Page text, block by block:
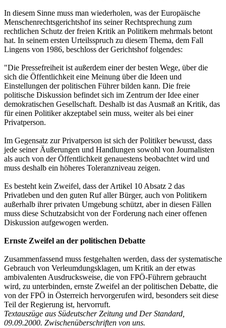
In diesem Sinne muss man wiederholen, was der Europäische
Menschenrechtsgerichtshof ins seiner Rechtsprechung zum
rechtlichen Schutz der freien Kritik an Politikern mehrmals betont
hat. In seinem ersten Urteilsspruch zu diesem Thema, dem Fall
Lingens von 1986, beschloss der Gerichtshof folgendes:
"Die Pressefreiheit ist außerdem einer der besten Wege, über die
sich die Öffentlichkeit eine Meinung über die Ideen und
Einstellungen der politischen Führer bilden kann. Die freie
politische Diskussion befindet sich im Zentrum der Idee einer
demokratischen Gesellschaft. Deshalb ist das Ausmaß an Kritik, das
für einen Politiker akzeptabel sein muss, weiter als bei einer
Privatperson.
Im Gegensatz zur Privatperson ist sich der Politiker bewusst, dass
jede seiner Äußerungen und Handlungen sowohl von Journalisten
als auch von der Öffentlichkeit genauestens beobachtet wird und
muss deshalb ein höheres Toleranzniveau zeigen.
Es besteht kein Zweifel, dass der Artikel 10 Absatz 2 das
Privatleben und den guten Ruf aller Bürger, auch von Politikern
außerhalb ihrer privaten Umgebung schützt, aber in diesen Fällen
muss diese Schutzabsicht von der Forderung nach einer offenen
Diskussion aufgewogen werden.
Ernste Zweifel an der politischen Debatte
Zusammenfassend muss festgehalten werden, dass der systematische
Gebrauch von Verleumdungsklagen, um Kritik an der etwas
ambivalenten Ausdrucksweise, die von FPÖ-Führern gebraucht
wird, zu unterbinden, ernste Zweifel an der politischen Debatte, die
von der FPÖ in Österreich hervorgerufen wird, besonders seit diese
Teil der Regierung ist, hervorruft.
Textauszüge aus Südeutscher Zeitung und Der Standard,
09.09.2000. Zwischenüberschriften von uns.